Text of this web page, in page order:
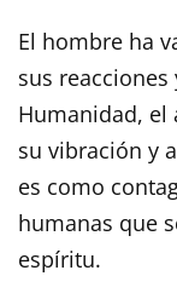
El hombre ha
sus
Humanidad, el
su vibración y
es como
humanas que
espíritu.